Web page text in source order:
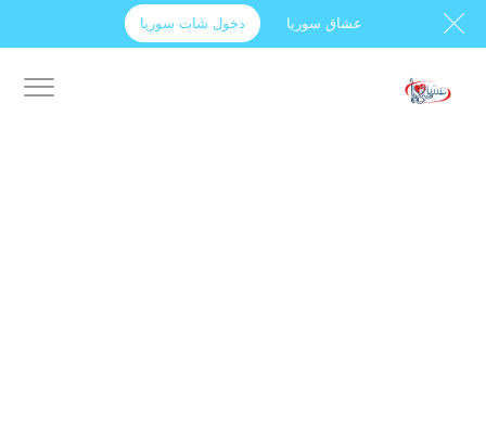
عشاق سوريا دخول شات سوريا